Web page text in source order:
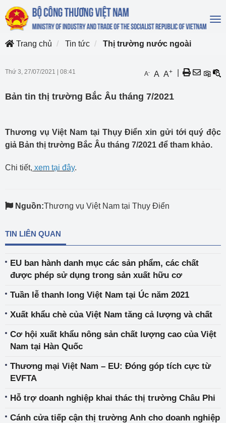
Trang chủ
Tin tức Thị trường nước ngoài
Thứ 3, 27/07/2021 08:41 A- A A+
Bản tin thị trường Bắc Âu tháng 7/2021
Thương vụ Việt Nam tại Thụy Điển xin gửi tới quý độc
giả Bản thị trường Bắc Âu tháng 7/2021 để tham khảo.
Chi tiết, xem tại đây.
Nguồn:Thương vụ Việt Nam tại Thụy Điển
TIN LIÊN QUAN
EU ban hành danh mục các sản phẩm, các chất
được phép sử dụng trong sản xuất hữu cơ
Tuần lễ thanh long Việt Nam tại Úc năm 2021
Xuất khẩu chè của Việt Nam tăng cả lượng và chất
Cơ hội xuất khẩu nông sản chất lượng cao của Việt
Nam tại Hàn Quốc
Thương mại Việt Nam – EU: Đóng góp tích cực từ
EVFTA
Hỗ trợ doanh nghiệp khai thác thị trường Châu Phi
Cánh cửa tiếp cận thị trường Anh cho doanh nghiệp